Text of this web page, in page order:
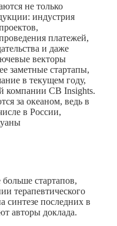
не только
индустрия
платежей,
и даже
векторы
заметные стартапы,
в текущем году,
компании CB Insights.
за океаном, ведь в
в России,
стартапов,
терапевтического
синтезе последних в
авторы доклада.